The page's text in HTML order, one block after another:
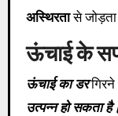
अस्थिरतासे
ऊंचाई के
ऊंचाई का डरगिरने
उत्पन्न हो सकता